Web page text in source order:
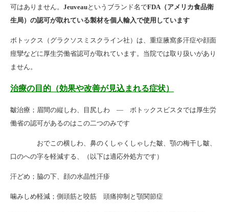
可はありません。 Jeuveauというブランド名でFDA（アメリカ食品衛
生局）の認可が取れている製材を個人輸入で使用しています
ボトックス（グラクソスミスクライン社）は、重症腋窩多汗症や顔面
痙攣などに厚生労働省認可が取れています。当院では取り扱いがあり
ません。
治療の目的（効果や改善が見込まれる症状）
皺治療；眉間の縦しわ、目尻しわ — ボトックスビスタでは厚生労
働省の認可があるのはこの二つのみです
おでこの横しわ、鼻のくしゃくしゃした皺、顎の梅干し皺、
口のへの字を軽減する、（以下は適応外処方です）
汗どめ；脇の下、顔の水晶性汗疹
噛みしめ軽減；側頭筋と咬筋 頭痛抑制と顎関節症